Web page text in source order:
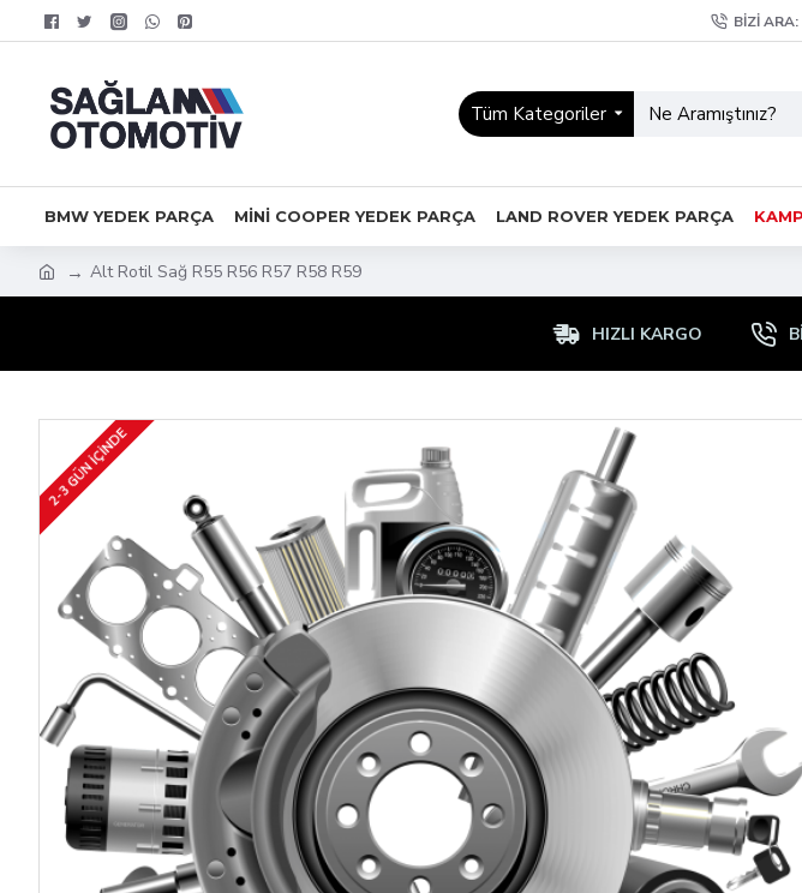
BIZI
Tüm Kategoriler
BMW YEDEK PARÇA MİNİ COOPER YEDEK PARÇA LAND ROVER YEDEK PARÇA
Alt Rotil Sağ R55 R56 R57 R58 R59
HIZLI KARGO
2-3 GÜN IÇINDE